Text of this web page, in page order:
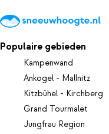
Populaire gebieden
Kampenwand
Ankogel - Mallnitz
Kitzbühel - Kirchberg
Grand Tourmalet
Jungfrau Region